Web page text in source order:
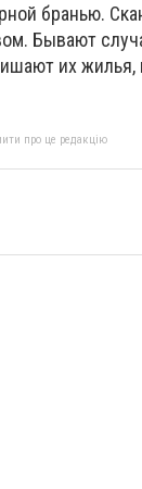
бранью.
Бывают
их жилья,
про це редакцію